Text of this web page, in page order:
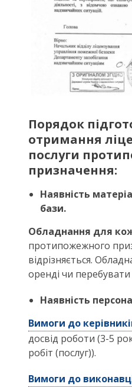
Порядок
отримання
послуги
призначення:
Наявність
бази.
Обладнання для
протипожежного
відрізняється.
оренді чи перебувати
Наявність
Вимоги до
досвід роботи (3-5
робіт (послуг)).
Вимоги до